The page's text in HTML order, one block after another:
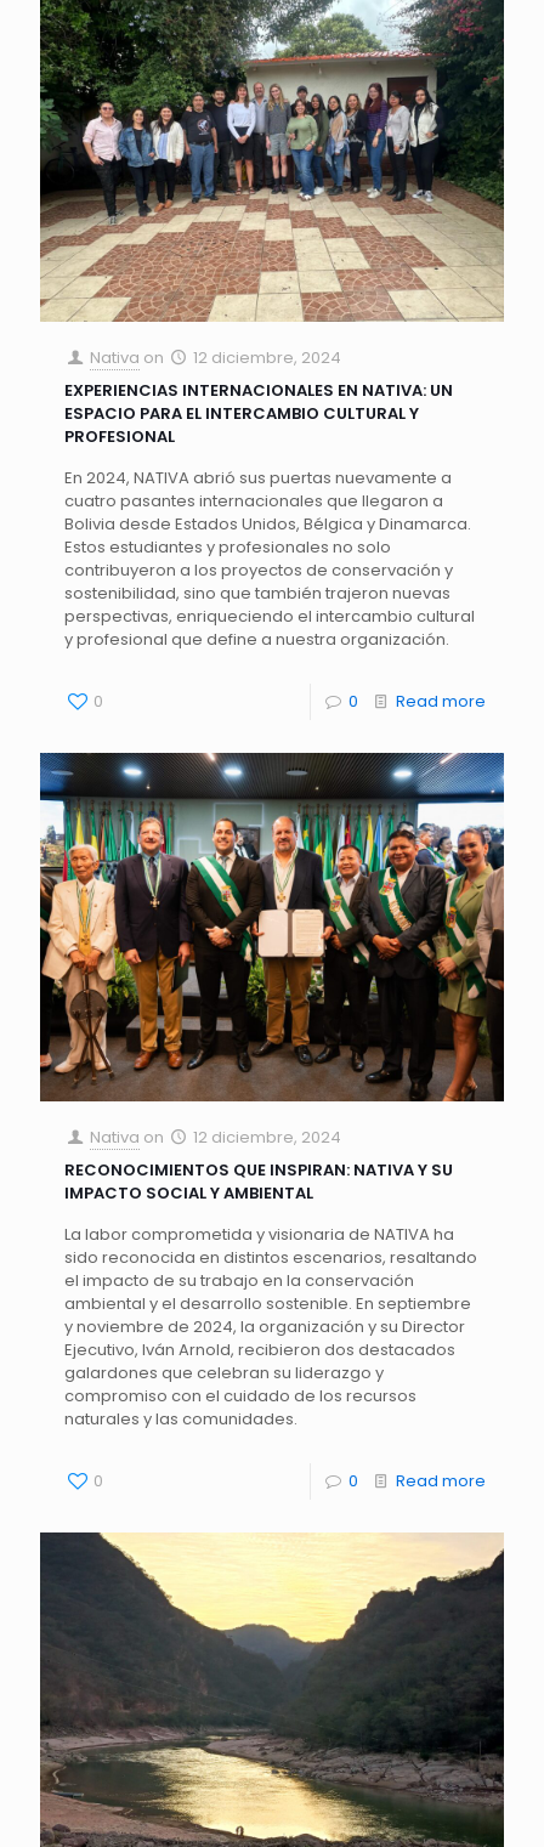
Nativa on
12 diciembre, 2024
EXPERIENCIAS INTERNACIONALES EN NATIVA: UN
ESPACIO PARA EL INTERCAMBIO CULTURAL Y
PROFESIONAL
En 2024, NATIVA abrió sus puertas nuevamente a
cuatro pasantes internacionales que llegaron a
Bolivia desde Estados Unidos, Bélgica y Dinamarca.
Estos estudiantes y profesionales no solo
contribuyeron a los proyectos de conservación y
sostenibilidad, sino que también trajeron nuevas
perspectivas, enriqueciendo el intercambio cultural
y profesional que define a nuestra organización.
0 0 Read more
Nativa on
12 diciembre, 2024
RECONOCIMIENTOS QUE INSPIRAN: NATIVA Y SU
IMPACTO SOCIAL Y AMBIENTAL
La labor comprometida y visionaria de NATIVA ha
sido reconocida en distintos escenarios, resaltando
el impacto de su trabajo en la conservación
ambiental y el desarrollo sostenible. En septiembre
y noviembre de 2024, la organización y su Director
Ejecutivo, Iván Arnold, recibieron dos destacados
galardones que celebran su liderazgo y
compromiso con el cuidado de los recursos
naturales y las comunidades.
0 0 Read more